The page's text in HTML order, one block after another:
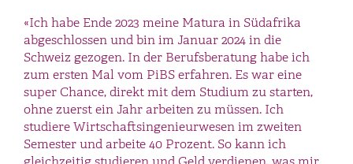
«Ich habe Ende 2023 meine Matura in Südafrika
abgeschlossen und bin im Januar 2024 in die
Schweiz gezogen. In der Berufsberatung habe ich
zum ersten Mal vom PiBS erfahren. Es war eine
super Chance, direkt mit dem Studium zu starten,
ohne zuerst ein Jahr arbeiten zu müssen. Ich
studiere Wirtschaftsingenieurwesen im zweiten
Semester und arbeite 40 Prozent. So kann ich